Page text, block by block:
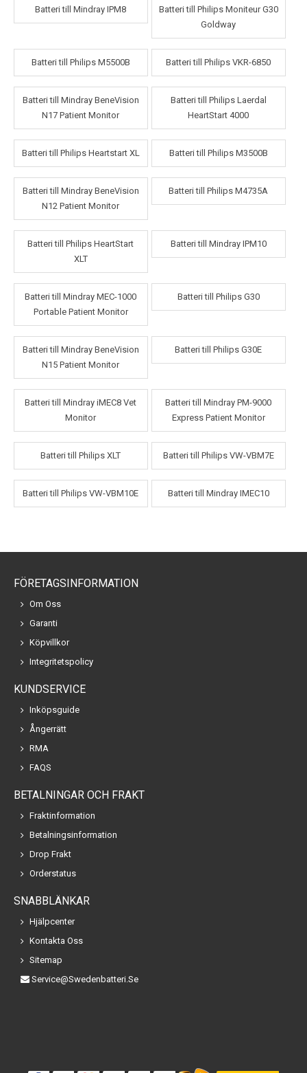
Batteri till Mindray IPM8
Batteri till Philips Moniteur G30
Goldway
Batteri till Philips M5500B Batteri till Philips VKR-6850
Batteri till Mindray BeneVision
N17 Patient Monitor
Batteri till Philips Laerdal
HeartStart 4000
Batteri till Philips Heartstart XL Batteri till Philips M3500B
Batteri till Mindray BeneVision
N12 Patient Monitor
Batteri till Philips M4735A
Batteri till Philips HeartStart
XLT
Batteri till Mindray IPM10
Batteri till Mindray MEC-1000
Portable Patient Monitor
Batteri till Philips G30
Batteri till Mindray BeneVision
N15 Patient Monitor
Batteri till Philips G30E
Batteri till Mindray iMEC8 Vet
Monitor
Batteri till Mindray PM-9000
Express Patient Monitor
Batteri till Philips XLT Batteri till Philips VW-VBM7E
Batteri till Philips VW-VBM10E Batteri till Mindray IMEC10
FÖRETAGSINFORMATION
Om Oss
Garanti
Köpvillkor
Integritetspolicy
KUNDSERVICE
Inköpsguide
Ångerrätt
RMA
FAQS
BETALNINGAR OCH FRAKT
Fraktinformation
Betalningsinformation
Drop Frakt
Orderstatus
SNABBLÄNKAR
Hjälpcenter
Kontakta Oss
Sitemap
Service@swedenbatteri.se